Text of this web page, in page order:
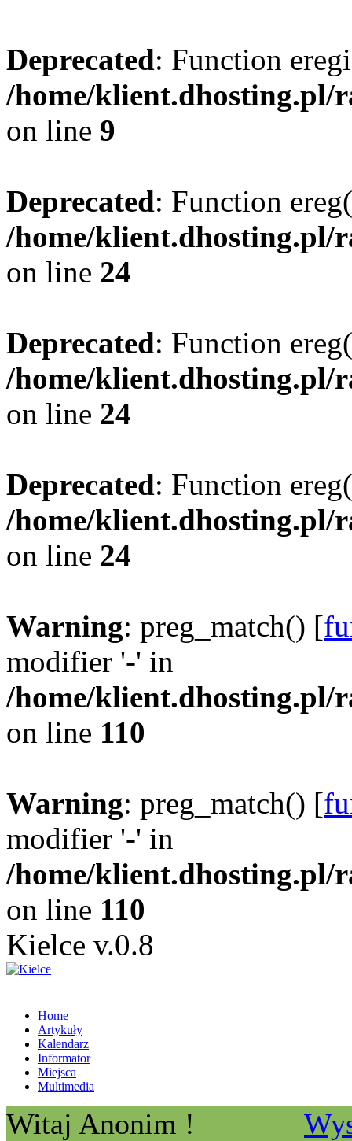
Deprecated: Function
/home/klient.dhosting.pl/
on line 9
Deprecated: Function
/home/klient.dhosting.pl/
on line 24
Deprecated: Function
/home/klient.dhosting.pl/
on line 24
Deprecated: Function
/home/klient.dhosting.pl/
on line 24
Warning: preg_match() [
modifier '-' in
/home/klient.dhosting.pl/
on line 110
Warning: preg_match() [
modifier '-' in
/home/klient.dhosting.pl/
on line 110
Kielce v.0.8
Home
Artykuły
Kalendarz
Informator
Miejsca
Multimedia
Witaj Anonim !